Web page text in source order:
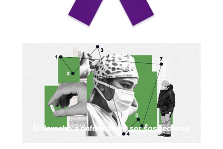
El derecho a enfermar sin ser sospechoso